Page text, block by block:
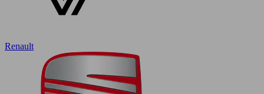
Renault